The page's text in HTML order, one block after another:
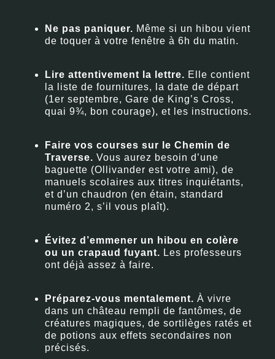
Ne pas paniquer. Même si un hibou vient
de toquer à votre fenêtre à 6h du matin.
Lire attentivement la lettre. Elle contient
la liste de fournitures, la date de départ
(1er septembre, Gare de King’s Cross,
quai 9¾, bon courage), et les instructions.
Faire vos courses sur le Chemin de
Traverse. Vous aurez besoin d’une
baguette (Ollivander est votre ami), de
manuels scolaires aux titres inquiétants,
et d’un chaudron (en étain, standard
numéro 2, s’il vous plaît).
Évitez d’emmener un hibou en colère
ou un crapaud fuyant. Les professeurs
ont déjà assez à faire.
Préparez-vous mentalement. À vivre
dans un château rempli de fantômes, de
créatures magiques, de sortilèges ratés et
de potions aux effets secondaires non
précisés.